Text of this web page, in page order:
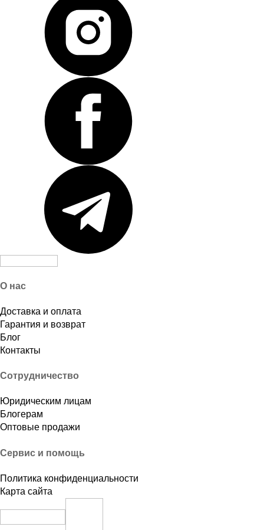
О нас
Доставка и оплата
Гарантия и возврат
Блог
Контакты
Сотрудничество
Юридическим лицам
Блогерам
Оптовые продажи
Сервис и помощь
Политика конфиденциальности
Карта сайта